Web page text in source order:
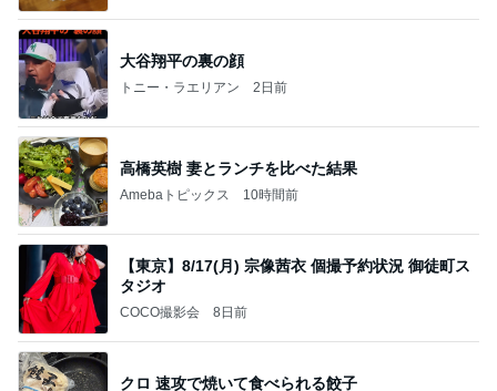
大谷翔平の裏の顔
トニー・ラエリアン 2日前
高橋英樹 妻とランチを比べた結果
Amebaトピックス 10時間前
【東京】8/17(月) 宗像茜衣 個撮予約状況 御徒町ス
タジオ
COCO撮影会 8日前
クロ 速攻で焼いて食べられる餃子